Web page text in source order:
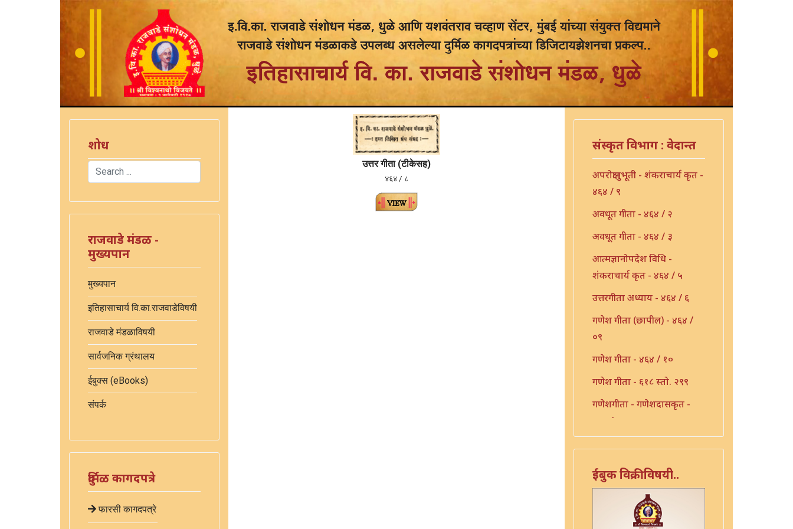
शोध
Search
राजवाडे मंडळ -
मुख्यपान
मुख्यपान
इतिहासाचार्य वि.का.राजवाडेविषयी
राजवाडे मंडळाविषयी
सार्वजनिक ग्रंथालय
ईबुक्स (eBooks)
संपर्क
दुर्मिळ कागदपत्रे
फारसी कागदपत्रे
उत्तर गीता (टीकेसह)
४६४ / ८
संस्कृत विभाग : वेदान्त
अपरोक्षानुभूती - शंकराचार्य कृत -
४६४ / ९
अवधूत गीता - ४६४ / २
अवधूत गीता - ४६४ / ३
आत्मज्ञानोपदेश विधि -
शंकराचार्य कृत - ४६४ / ५
उत्तरगीता अध्याय - ४६४ / ६
गणेश गीता (छापील) - ४६४ /
०९
गणेश गीता - ४६४ / १०
गणेश गीता - ६१८ स्तो. २९९
गणेशगीता - गणेशदासकृत -
४६४ / ११
गुरुगीता - १०६
गुरुगीता - ४६४ / १७
गौडपाद उत्तरगीता व्याख्या -
ईबुक विक्रीविषयी..